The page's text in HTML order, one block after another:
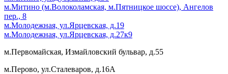
м.Митино (м.Волоколамская, м.Пятницкое шоссе), Ангелов
пер., 8
м.Молодежная, ул.Ярцевская, д.19
м.Молодежная, ул.Ярцевская, д.27к9
м.Первомайская, Измайловский бульвар, д.55
м.Перово, ул.Сталеваров, д.16А